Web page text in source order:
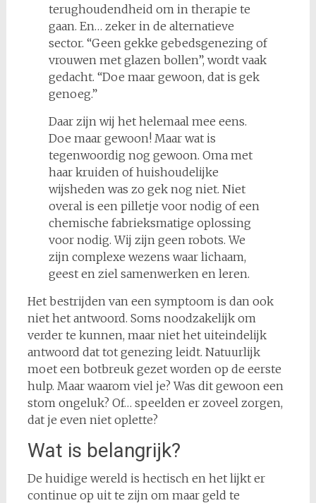
terughoudendheid om in therapie te
gaan. En… zeker in de alternatieve
sector. “Geen gekke gebedsgenezing of
vrouwen met glazen bollen”, wordt vaak
gedacht. “Doe maar gewoon, dat is gek
genoeg.”
Daar zijn wij het helemaal mee eens.
Doe maar gewoon! Maar wat is
tegenwoordig nog gewoon. Oma met
haar kruiden of huishoudelijke
wijsheden was zo gek nog niet. Niet
overal is een pilletje voor nodig of een
chemische fabrieksmatige oplossing
voor nodig. Wij zijn geen robots. We
zijn complexe wezens waar lichaam,
geest en ziel samenwerken en leren.
Het bestrijden van een symptoom is dan ook
niet het antwoord. Soms noodzakelijk om
verder te kunnen, maar niet het uiteindelijk
antwoord dat tot genezing leidt. Natuurlijk
moet een botbreuk gezet worden op de eerste
hulp. Maar waarom viel je? Was dit gewoon een
stom ongeluk? Of… speelden er zoveel zorgen,
dat je even niet oplette?
Wat is belangrijk?
De huidige wereld is hectisch en het lijkt er
continue op uit te zijn om maar geld te